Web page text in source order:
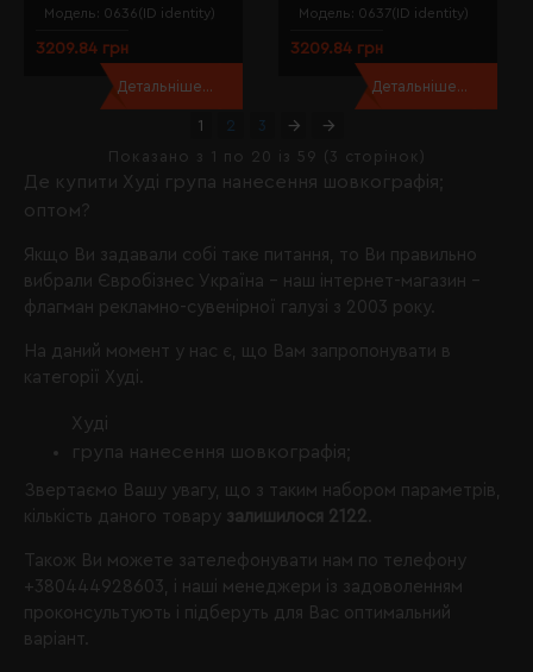
Де купити Худі група нанесення шовкографія;
оптом?
Якщо Ви задавали собі таке питання, то Ви правильно
вибрали Євробізнес Україна - наш інтернет-магазин -
флагман рекламно-сувенірної галузі з 2003 року.
На даний момент у нас є, що Вам запропонувати в
категорії Худі.
Худі
група нанесення шовкографія;
Звертаємо Вашу увагу, що з таким набором параметрів,
кількість даного товару залишилося 2122
Також Ви можете зателефонувати нам по телефону
+380444928603 , і наші менеджери із задоволенням
проконсультують і підберуть для Вас оптимальний
варіант.
Модель: 0636(ID identity)
3209.84 грн
Детальніше...
Модель: 0637(ID identity)
3209.84 грн
Детальніше...
1 2
3
Показано з 1 по 20 із 59 (3 сторінок)